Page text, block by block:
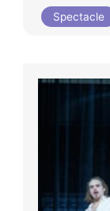
Spectacle